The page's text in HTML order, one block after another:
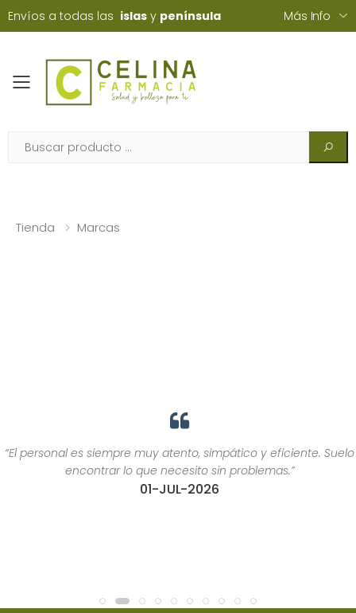
Envíos a todas las islas y península Más Info
Toggle mobile menu
Tienda Marcas
“El personal es siempre muy atento, simpático y eficiente. Suelo
encontrar lo que necesito sin problemas.”
01-JUL-2026